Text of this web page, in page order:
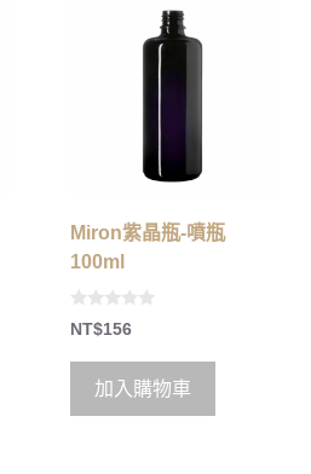
Miron紫晶瓶-噴瓶
100ml
0
o
5
NT$156
加入購物車